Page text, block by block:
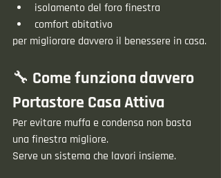
isolamento del foro finestra
comfort abitativo
per migliorare davvero il benessere in casa.
🔧 Come funziona davvero
Portastore Casa Attiva
Per evitare muffa e condensa non basta
una finestra migliore.
Serve un sistema che lavori insieme.